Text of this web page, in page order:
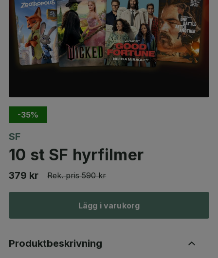
-35%
SF
10 st SF hyrfilmer
379 kr Rek. pris 590 kr
Lägg i varukorg
Produktbeskrivning